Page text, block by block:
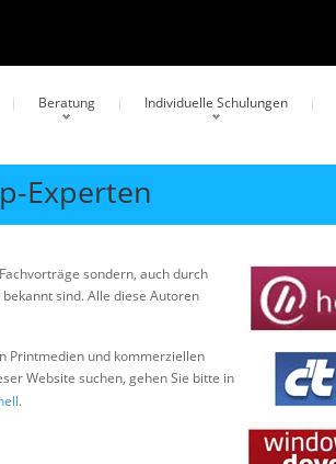
Beratung Individuelle Schulungen
Experten
sondern, auch durch
sind. Alle diese Autoren
Printmedien und kommerziellen
Website suchen, gehen Sie bitte in
.